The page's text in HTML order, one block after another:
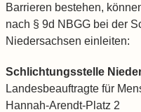
Barrieren bestehen,
nach § 9d NBGG bei der
Niedersachsen einleiten:
Schlichtungsstelle
Landesbeauftragte für
Hannah-Arendt-Platz 2